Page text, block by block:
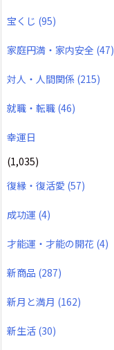
宝くじ (95)
家庭円満・家内安全 (47)
対人・人間関係 (215)
就職・転職 (46)
幸運日
(1,035)
復縁・復活愛 (57)
成功運 (4)
才能運・才能の開花 (4)
新商品 (287)
新月と満月 (162)
新生活 (30)